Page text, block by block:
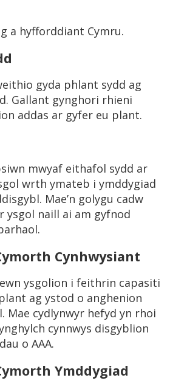
a hyfforddiant Cymru.
gyda phlant sydd ag
Gallant gynghori rhieni
addas ar gyfer eu plant.
mwyaf eithafol sydd ar
wrth ymateb i ymddygiad
Mae’n golygu cadw
ysgol naill ai am gyfnod
Cynhwysiant
ysgolion i feithrin capasiti
ag ystod o anghenion
Mae cydlynwyr hefyd yn rhoi
cynnwys disgyblion
o AAA.
Ymddygiad